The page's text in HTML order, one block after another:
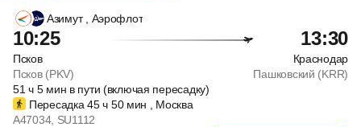
Азимут , Аэрофлот
10:25 13:30
Псков
Краснодар
Псков (PKV)
Пашковский (KRR)
51ч5 мин в пути (включая пересадку)
Пересадка 45ч 50 мин , Москва
A47034, SU1112